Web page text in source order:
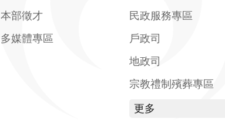
本部徵才
多媒體專區
民政服務專區
戶政司
地政司
宗教禮制殯葬專區
更多